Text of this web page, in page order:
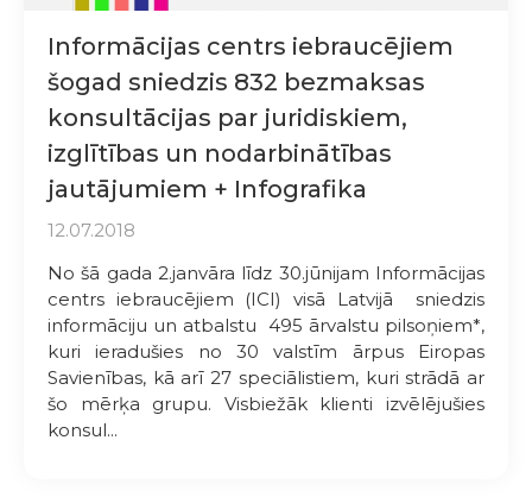
Informācijas centrs iebraucējiem
šogad sniedzis 832 bezmaksas
konsultācijas par juridiskiem,
izglītības un nodarbinātības
jautājumiem + Infografika
12.07.2018
No šā gada 2.janvāra līdz 30.jūnijam Informācijas
centrs iebraucējiem (ICI) visā Latvijā sniedzis
informāciju un atbalstu 495 ārvalstu pilsoņiem*,
kuri ieradušies no 30 valstīm ārpus Eiropas
Savienības, kā arī 27 speciālistiem, kuri strādā ar
šo mērķa grupu. Visbiežāk klienti izvēlējušies
konsul...